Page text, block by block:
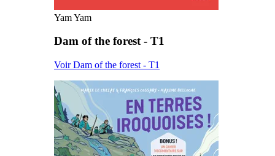
Yam Yam
Dam of the forest - T1
Voir Dam of the forest - T1